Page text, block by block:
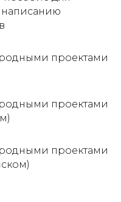
написанию
проектами
проектами
проектами